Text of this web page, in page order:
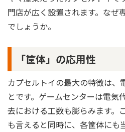
門店が広く設置されます。なぜ
でしょうか。
「筐体」の応用性
カプセルトイの最大の特徴は、
とです。ゲームセンターは電気
去における工数も膨らみます。
も言えると同時に、各筐体にも